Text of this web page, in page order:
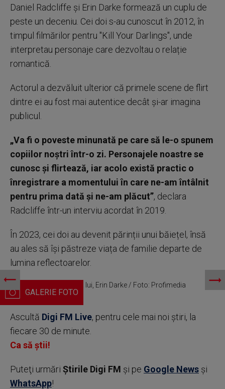
Daniel Radcliffe și Erin Darke formează un cuplu de
peste un deceniu. Cei doi s-au cunoscut în 2012, în
timpul filmărilor pentru "Kill Your Darlings", unde
interpretau personaje care dezvoltau o relație
romantică.
Actorul a dezvăluit ulterior că primele scene de flirt
dintre ei au fost mai autentice decât și-ar imagina
publicul.
„Va fi o poveste minunată pe care să le-o spunem
copiilor noștri într-o zi. Personajele noastre se
cunosc și flirtează, iar acolo există practic o
înregistrare a momentului în care ne-am întâlnit
pentru prima dată și ne-am plăcut”, declara
Radcliffe într-un interviu acordat în 2019.
În 2023, cei doi au devenit părinții unui băiețel, însă
au ales să își păstreze viața de familie departe de
lumina reflectoarelor.
Daniel Radcliffe și iubita lui, Erin Darke / Foto: Profimedia
Ascultă Digi FM Live, pentru cele mai noi știri, la
fiecare 30 de minute.
Ca să știi!
Puteţi urmări Știrile Digi FM şi pe Google News şi
WhatsApp!